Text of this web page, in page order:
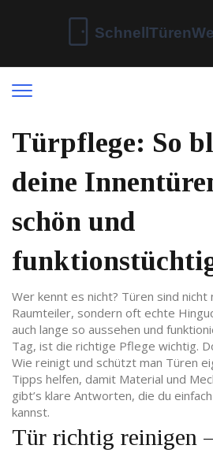
Türpflege: So
deine
schön und
Wer kennt es nicht? Türen sind nicht
Raumteiler, sondern oft echte
auch lange so aussehen und
Tag, ist die richtige Pflege wichtig.
Wie reinigt und schützt man Türen
Tipps helfen, damit Material und
gibt’s klare Antworten, die du
kannst.
Tür richtig reinigen